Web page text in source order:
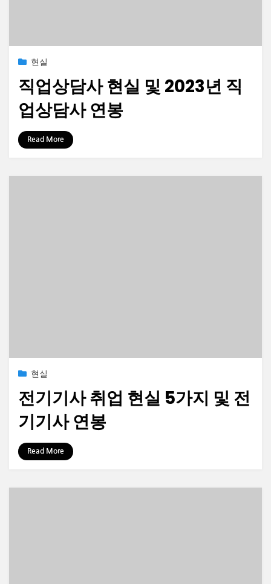
Posted2023-10-03
현실
직업상담사 현실 및 2023년 직
업상담사 연봉
by 정보수집가
Read More
Posted2023-06-30
현실
전기기사 취업 현실 5가지 및 전
기기사 연봉
by 정보수집가
Read More